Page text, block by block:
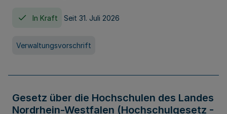
In Kraft Seit 31. Juli 2026
Verwaltungsvorschrift
Gesetz über die Hochschulen des Landes
Nordrhein-Westfalen (Hochschulgesetz -